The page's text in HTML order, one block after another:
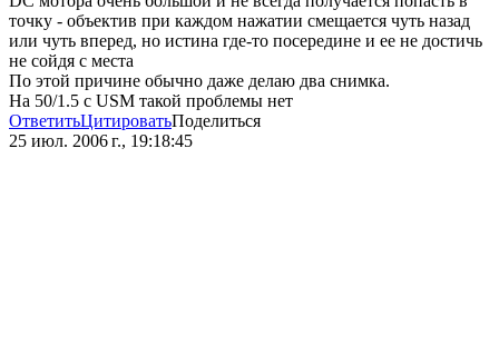
точку - объектив при каждом нажатии смещается чуть назад
или чуть вперед, но истина где-то посередине и ее не достичь
не сойдя с места
По этой причине обычно даже делаю два снимка.
На 50/1.5 с USM такой проблемы нет
ОтветитьЦитироватьПоделиться
25 июл. 2006 г., 19:18:45